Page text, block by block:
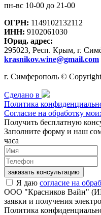
пн-вс 10-00 до 21-00
ОГРН: 1149102132112
ИНН: 9102061030
Юрид. адрес:
295023, Респ. Крым, г.
krasnikov.wine@gmail.com
г. Симферополь © Copyright
Сделано в
Политика
Согласие на обработку
Получить бесплатную
Заполните форму и наш
часа
заказать консультацию
Я даю согласие на
ООО "Красников Вайн"
заявки и получения
Политика